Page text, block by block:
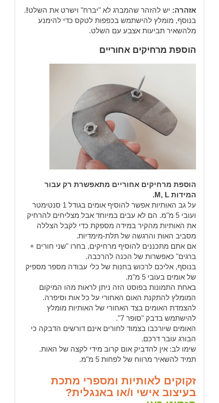
אזהרה: יש להזהר שהמברג לא "יברח" וישרט את השלט!
.
בנוסף, מומלץ להישתמש בכפפות לטקס כדי להימנע
מלהשאיר תביעות אצבע עם השלט.
הוספת מרחיקים אחוריים
הוספת מרחיקים אחוריים מתאפשרת רק עבור
המידות M, L.
על גב האותיות אפשר להוסיף אומים בגודל 1 סנטימטר
ועובי 5 מ"מ. הם לא עבים במיוחד אבל מצליחים להרחיק
את האותיות מהקיר במידה מספקת כדי לקבל הצללה
מסביב האות והרגשה של תלת-מימדיות.
אם אתם מתכננים להוסיף מרחיקים, בחרו "שני חורים +
ברגים" כאפשרות של הכנה להרכבה.
בנוסף, אליכם לרכוש בחנות של כלי עבודה מספר מספיק
של אומים בעובי 5 מ"מ.
באחת התמונות בפוסט הזה ניתן לראות מהו המיקום
המומלץ להתקנת האום האחורי על כל אות וסיפרה.
להצמדת האומים בצד האחורי של האותיות מומלץ
להישתמש בדבק "סופר 7".
האומים שיורכבו בצמוד לחורים אינם דורשים הדבקה כי
הבורג עובר דרכם.
שימו לב: אין להדביק אום קרוב מידי לקצה של האות.
תמיד להשאיר מרווח של לפחות 5 מ"מ.
זקוקים לאותיות ומספרי מתכת
בעיצוב אישי ו/או באנגלית?